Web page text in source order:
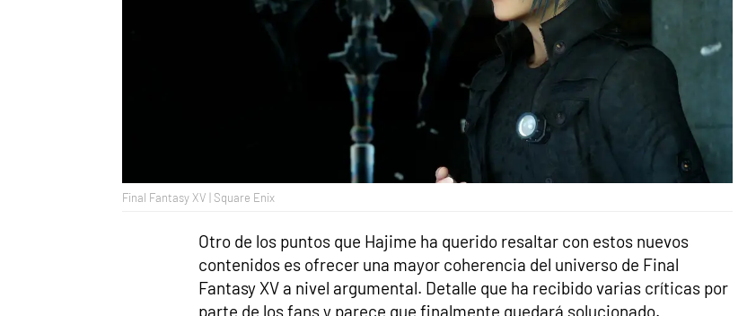
Final Fantasy XV | Square Enix
Otro de los puntos que Hajime ha querido resaltar con estos nuevos
contenidos es ofrecer una mayor coherencia del universo de Final
Fantasy XV a nivel argumental. Detalle que ha recibido varias críticas por
parte de los fans y parece que finalmente quedará solucionado.